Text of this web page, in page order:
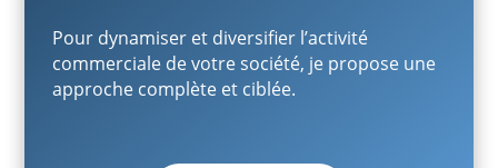
Pour dynamiser et diversifier l’activité
commerciale de votre société, je propose une
approche complète et ciblée.